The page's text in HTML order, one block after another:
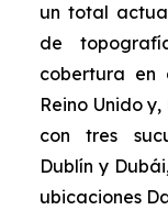
un total
de
cobertura en
Reino Unido
con tres
Dublín y
ubicaciones